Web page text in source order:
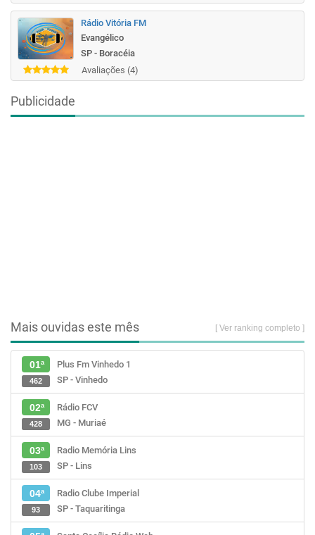
Rádio Vitória FM
Evangélico
SP - Boracéia
Avaliações (4)
Publicidade
Mais ouvidas este mês [ Ver ranking completo ]
01ª
Plus Fm Vinhedo 1
SP - Vinhedo
462
02ª
Rádio FCV
MG - Muriaé
428
03ª
Radio Memória Lins
SP - Lins
103
04ª
Radio Clube Imperial
SP - Taquaritinga
93